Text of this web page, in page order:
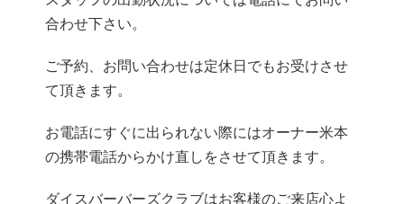
合わせ下さい。
ご予約、お問い合わせは定休日でもお受けさせ
て頂きます。
お電話にすぐに出られない際にはオーナー米本
の携帯電話からかけ直しをさせて頂きます。
ダイスバーバーズクラブはお客様のご来店心よ